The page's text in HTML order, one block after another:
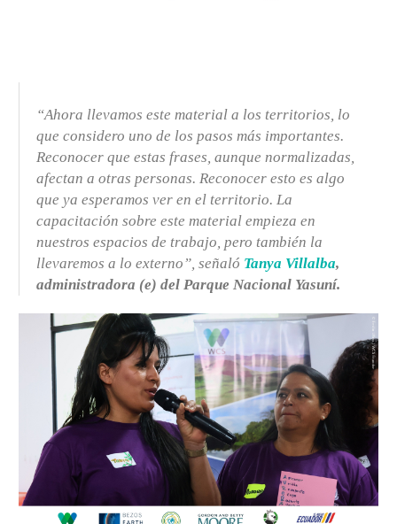
“Ahora llevamos este material a los territorios, lo
que considero uno de los pasos más importantes.
Reconocer que estas frases, aunque normalizadas,
afectan a otras personas. Reconocer esto es algo
que ya esperamos ver en el territorio. La
capacitación sobre este material empieza en
nuestros espacios de trabajo, pero también la
llevaremos a lo externo”, señaló Tanya Villalba,
administradora (e) del Parque Nacional Yasuní.